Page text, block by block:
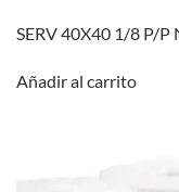
SERV 40X40 1/8 P/P
Añadir al carrito